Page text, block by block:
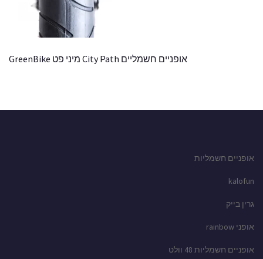
אופניים חשמליים City Path מיני פט GreenBike
אופניים חשמליות
kalofun
גרין בייק
אופני rainbow
אופניים חשמליות 48 וולט